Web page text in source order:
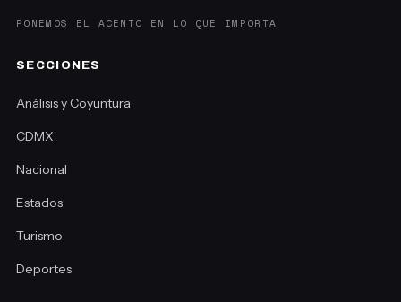
PONEMOS EL ACENTO EN LO QUE IMPORTA
SECCIONES
Análisis y Coyuntura
CDMX
Nacional
Estados
Turismo
Deportes